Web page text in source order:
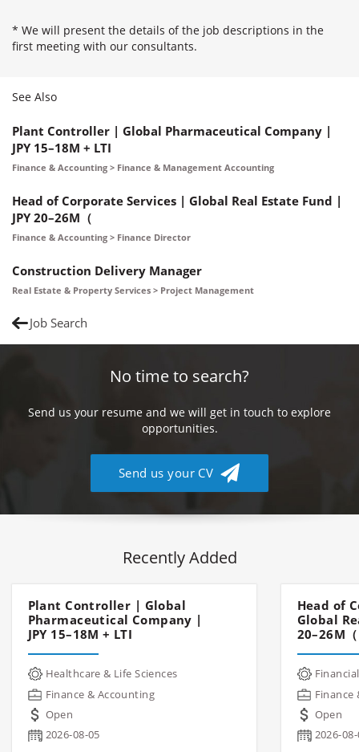
* We will present the details of the job descriptions in the
first meeting with our consultants.
See Also
Plant Controller | Global Pharmaceutical Company |
JPY 15–18M + LTI
Finance & Accounting > Finance & Management Accounting
Head of Corporate Services | Global Real Estate Fund |
JPY 20–26M（
Finance & Accounting > Finance Director
Construction Delivery Manager
Real Estate & Property Services > Project Management
Job Search
No time to search?
Send us your resume and we will get in touch to explore
opportunities.
Send us your CV
Recently Added
Plant Controller | Global
Pharmaceutical Company |
JPY 15–18M + LTI
Healthcare & Life Sciences
Finance & Accounting
Open
2026-08-05
Head of
Global
20–26M（
Finance
Open
2026-